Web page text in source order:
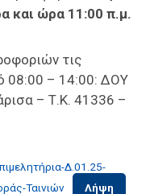
και ώρα 11:00 π.μ.
τις
08:00 – 14:00: ΔΟΥ
– Τ.Κ. 41336 –
Δ.01.25-
Ταινιών
Λήψη